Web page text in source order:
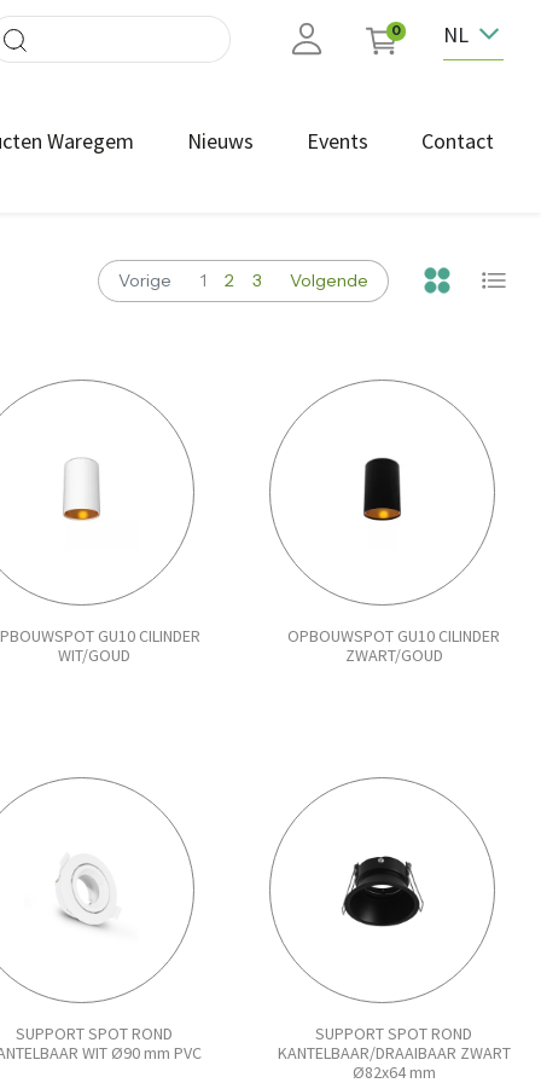
0 NL
Waregem Nieuws Events Contact
Vorige 1 2 3 Volgende
GU10 CILINDER
WIT/GOUD
OPBOUWSPOT GU10 CILINDER
ZWART/GOUD
SUPPORT SPOT ROND
WIT Ø90 mm PVC
SUPPORT SPOT ROND
KANTELBAAR/DRAAIBAAR ZWART
Ø82x64 mm